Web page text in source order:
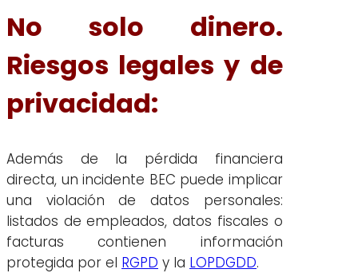
No solo dinero.
Riesgos legales y de
privacidad:
Además de la pérdida financiera
directa, un incidente BEC puede implicar
una violación de datos personales:
listados de empleados, datos fiscales o
facturas contienen información
protegida por el RGPD y la LOPDGDD.